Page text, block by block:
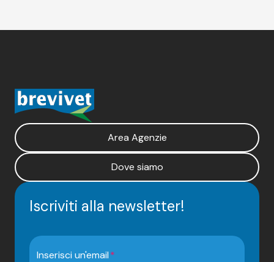
Area Agenzie
Dove siamo
Iscriviti alla newsletter!
Inserisci un'email